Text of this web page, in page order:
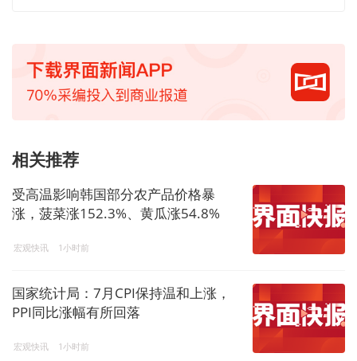
相关推荐
受高温影响韩国部分农产品价格暴
涨，菠菜涨152.3%、黄瓜涨54.8%
宏观快讯 1小时前
国家统计局：7月CPI保持温和上涨，
PPI同比涨幅有所回落
宏观快讯 1小时前